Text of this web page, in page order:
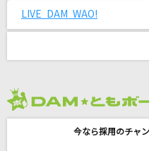
ファタール
ライラック
LIVE DAM WAO!
今なら採用のチャ